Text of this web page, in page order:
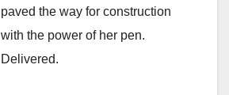
paved the way for construction
with the power of her pen.
Delivered.